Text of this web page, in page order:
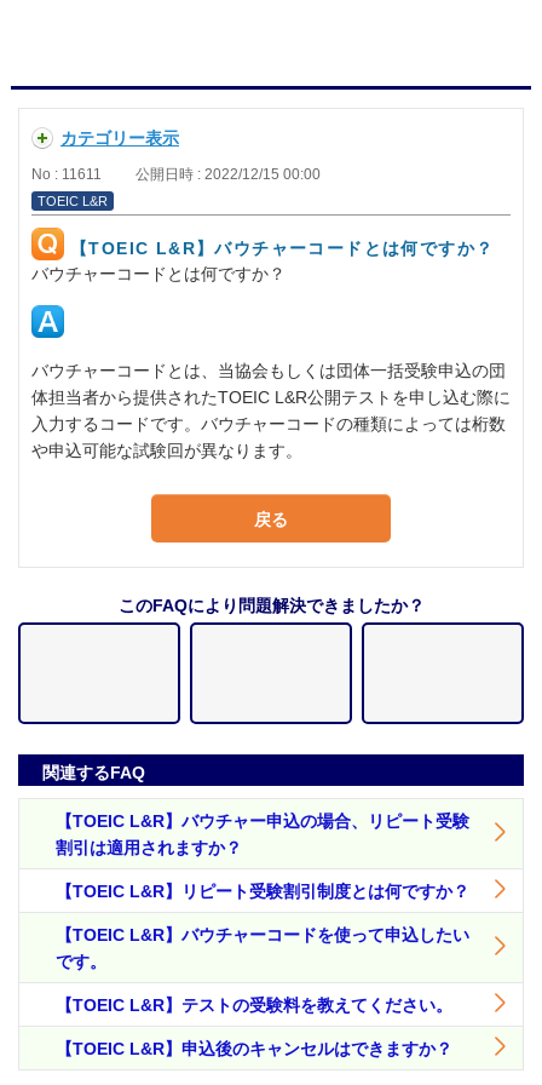
カテゴリー表示
No : 11611 公開日時 : 2022/12/15 00:00
TOEIC L&R
【TOEIC L&R】バウチャーコードとは何ですか？
バウチャーコードとは何ですか？
バウチャーコードとは、当協会もしくは団体一括受験申込の団
体担当者から提供されたTOEIC L&R公開テストを申し込む際に
入力するコードです。バウチャーコードの種類によっては桁数
や申込可能な試験回が異なります。
戻る
このFAQにより問題解決できましたか？
関連するFAQ
【TOEIC L&R】バウチャー申込の場合、リピート受験
割引は適用されますか？
【TOEIC L&R】リピート受験割引制度とは何ですか？
【TOEIC L&R】バウチャーコードを使って申込したい
です。
【TOEIC L&R】テストの受験料を教えてください。
【TOEIC L&R】申込後のキャンセルはできますか？